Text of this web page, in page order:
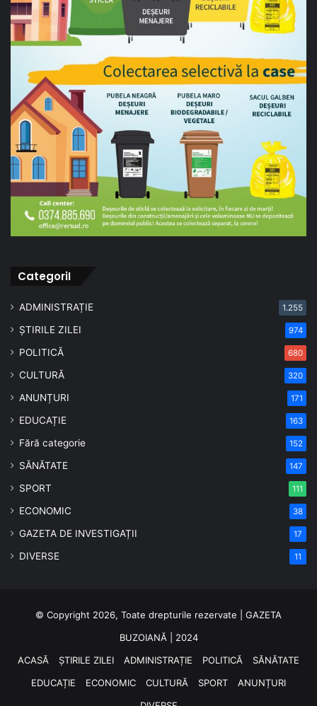
CategoriI
ADMINISTRAȚIE 1.255
ȘTIRILE ZILEI 974
POLITICĂ 680
CULTURĂ 320
ANUNȚURI 171
EDUCAȚIE 163
Fără categorie 152
SĂNĂTATE 147
SPORT 111
ECONOMIC 38
GAZETA DE INVESTIGAȚII 17
DIVERSE 11
© Copyright 2026, Toate drepturile rezervate | GAZETA
BUZOIANĂ | 2024
ACASĂ
ȘTIRILE ZILEI ADMINISTRAȚIE POLITICĂ
SĂNĂTATE
EDUCAȚIE
ECONOMIC CULTURĂ SPORT
ANUNȚURI